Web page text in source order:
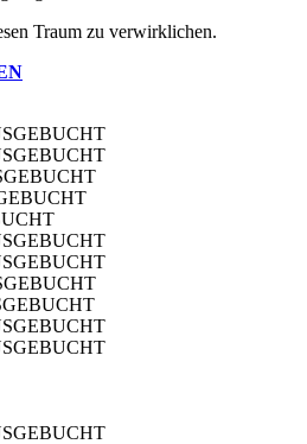
Traum zu verwirklichen.